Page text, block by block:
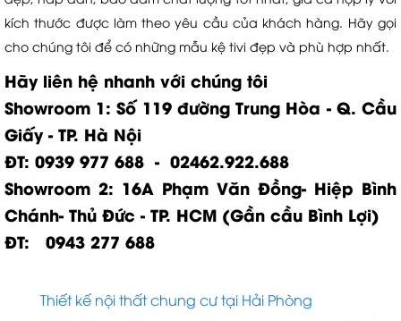
kích thước được làm theo yêu cầu của khách hàng. Hãy gọi
cho chúng tôi để có những mẫu kệ tivi đẹp và phù hợp nhất.
Hãy liên hệ nhanh với chúng tôi
Showroom 1: Số 119 đường Trung Hòa - Q. Cầu
Giấy - TP. Hà Nội
ĐT: 0939 977 688 - 02462.922.688
Showroom 2: 16A Phạm Văn Đồng- Hiệp Bình
Chánh- Thủ Đức - TP. HCM (Gần cầu Bình Lợi)
ĐT: 0943 277 688
Thiết kế nội thất chung cư tại Hải Phòng